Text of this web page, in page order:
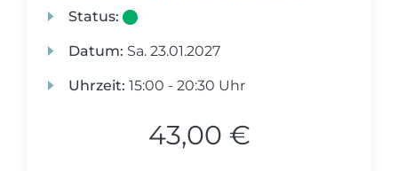
Status:
Datum: Sa. 23.01.2027
Uhrzeit: 15:00 - 20:30 Uhr
43,00 €